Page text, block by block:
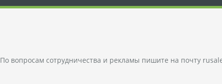
По вопросам сотрудничества и рекламы пишите на почту